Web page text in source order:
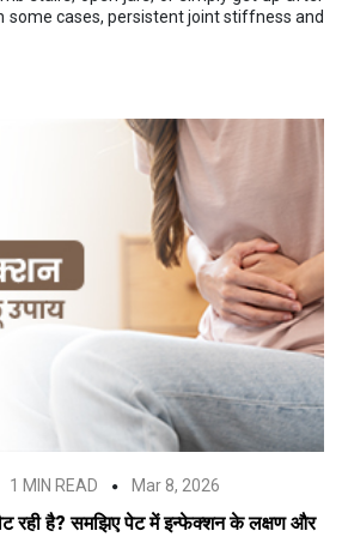
some cases, persistent joint stiffness and
1 MIN READ Mar 8, 2026
रही है? समझिए पेट में इन्फेक्शन के लक्षण और